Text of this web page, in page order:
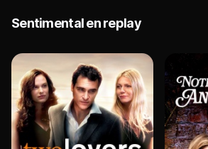
Sentimental en replay